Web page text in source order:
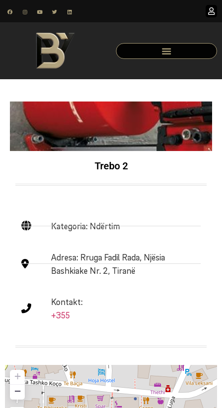
Trebo 2
Kategoria: Ndërtim
Adresa: Rruga Fadil Rada, Njësia
Bashkiake Nr. 2, Tiranë
Kontakt:
+355
+
−